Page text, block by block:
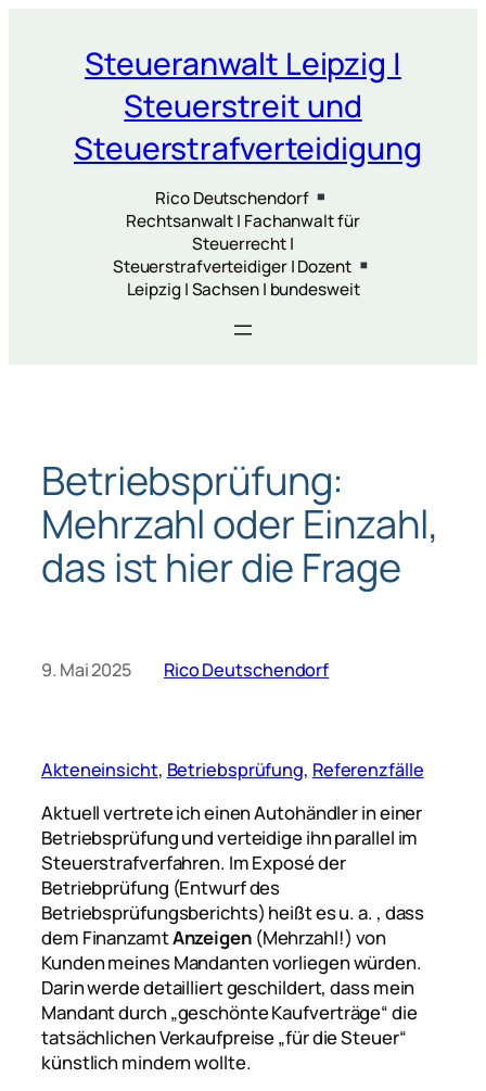
springenSteueranwalt Leipzig |
Steuerstreit und
Steuerstrafverteidigung
Rico Deutschendorf
Rechtsanwalt | Fachanwalt für
Steuerrecht |
Steuerstrafverteidiger | Dozent
Leipzig | Sachsen | bundesweit
Betriebsprüfung:
Mehrzahl oder Einzahl,
das ist hier die Frage
9. Mai 2025 Rico Deutschendorf
Akteneinsicht, Betriebsprüfung, Referenzfälle
Aktuell vertrete ich einen Autohändler in einer
Betriebsprüfung und verteidige ihn parallel im
Steuerstrafverfahren. Im Exposé der
Betriebprüfung (Entwurf des
Betriebsprüfungsberichts) heißt es u. a. , dass
dem FinanzamtAnzeigen(Mehrzahl!) von
Kunden meines Mandanten vorliegen würden.
Darin werde detailliert geschildert, dass mein
Mandant durch „geschönte Kaufverträge“ die
tatsächlichen Verkaufpreise „für die Steuer“
künstlich mindern wollte.